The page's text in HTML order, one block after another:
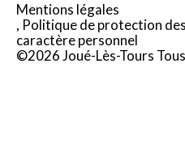
Mentions légales
Politique de protection
caractère personnel
©2026 Joué-Lès-Tours